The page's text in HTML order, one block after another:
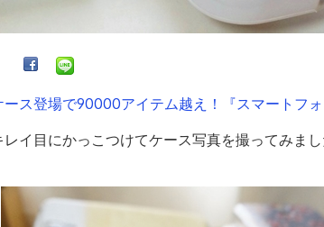
ス登場で90000アイテム越え！『スマートフ
イ目にかっこつけてケース写真を撮ってみま